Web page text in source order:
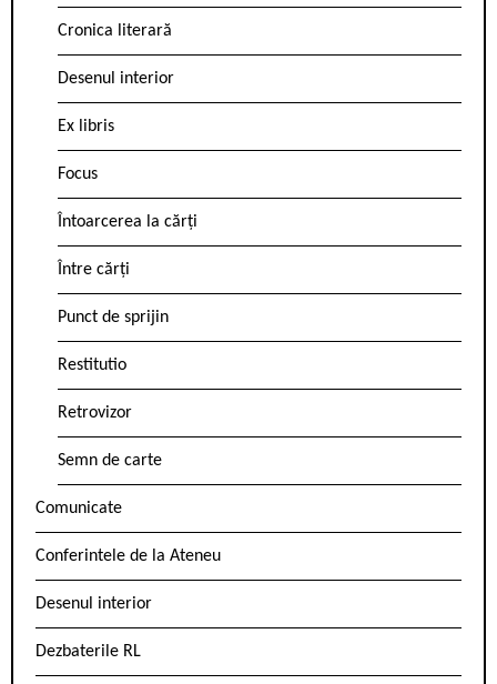
Cronica literară
Desenul interior
Ex libris
Focus
Întoarcerea la cărți
Între cărți
Punct de sprijin
Restitutio
Retrovizor
Semn de carte
Comunicate
Conferintele de la Ateneu
Desenul interior
Dezbaterile RL